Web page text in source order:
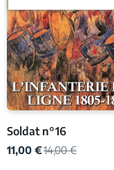
Soldat n°16
11,00 €14,00 €